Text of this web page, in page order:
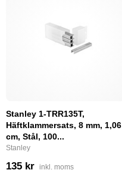
Stanley 1-TRR135T,
Häftklammersats, 8 mm, 1,06
cm, Stål, 100...
Stanley
135 kr inkl. moms